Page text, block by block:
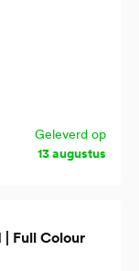
Geleverd op
13 augustus
Full Colour